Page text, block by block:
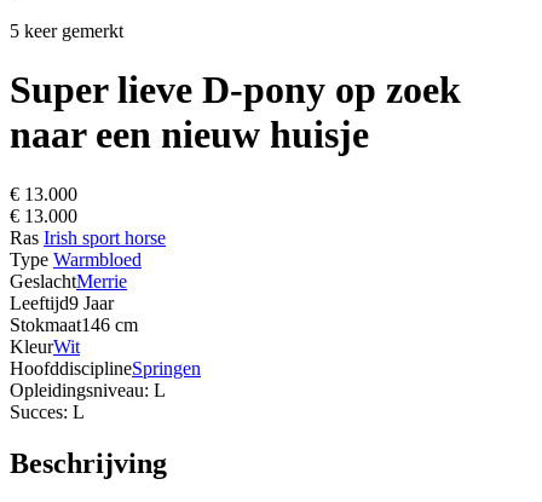
5 keer gemerkt
Super lieve D-pony op zoek
naar een nieuw huisje
€ 13.000
€ 13.000
Ras Irish sport horse
Type Warmbloed
GeslachtMerrie
Leeftijd9 Jaar
Stokmaat146 cm
KleurWit
HoofddisciplineSpringen
Opleidingsniveau: L
Succes: L
Beschrijving